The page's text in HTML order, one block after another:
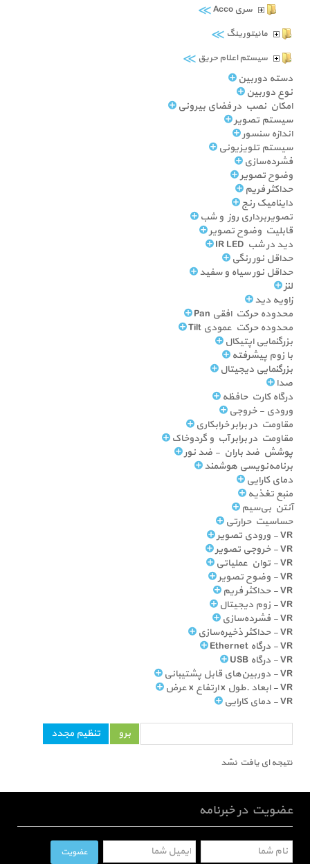
سری Acco ≫
مانیتورینگ ≫
سیستم اعلام حریق ≫
دسته دوربین
نوع دوربین
امکان نصب در فضای بیرونی
سیستم تصویر
اندازه سنسور
سیستم تلویزیونی
فشرده‌سازی
وضوح تصویر
حداکثر فریم
داینامیک رنج
تصویربرداری روز و شب
قابلیت وضوح تصویر
دید در شب IR LED
حداقل نور رنگی
حداقل نور سیاه و سفید
لنز
زاویه دید
محدوده حرکت افقی Pan
محدوده حرکت عمودی Tilt
بزرگنمایی اپتیکال
با زوم پیشرفته
بزرگنمایی دیجیتال
صدا
درگاه کارت حافظه
ورودی - خروجی
مقاومت در برابر خرابکاری
مقاومت در برابر آب و گردوخاک
پوشش ضد باران - ضد نور
برنامه‌نویسی هوشمند
دمای کارایی
منبع تغذیه
آنتن بی‌سیم
حساسیت حرارتی
VR - ورودی تصویر
VR - خروجی تصویر
VR - توان عملیاتی
VR - وضوح تصویر
VR - حداکثر فریم
VR - زوم دیجیتال
VR - فشرده‌سازی
VR - حداکثر ذخیره‌سازی
VR - درگاه Ethernet
VR - درگاه USB
VR - دوربین‌های قابل پشتیبانی
VR - ابعاد ـ طول x ارتفاع x عرض
VR - دمای کارایی
نتیجه ای یافت نشد
عضویت در خبرنامه